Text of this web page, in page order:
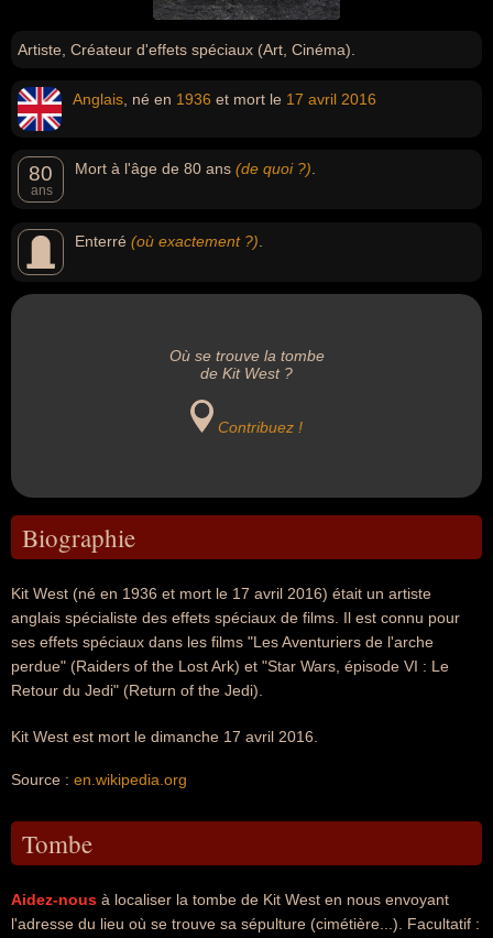
Artiste, Créateur d'effets spéciaux (Art, Cinéma).
Anglais , né en 1936 et mort le 17 avril 2016
80
ans
Mort à l'âge de 80 ans (de quoi ?)
Enterré (où exactement ?)
Où se trouve la tombe
de Kit West ?
Contribuez !
Biographie
Kit West (né en 1936 et mort le 17 avril 2016) était un artiste
anglais spécialiste des effets spéciaux de films. Il est connu pour
ses effets spéciaux dans les films "Les Aventuriers de l'arche
perdue" (Raiders of the Lost Ark) et "Star Wars, épisode VI : Le
Retour du Jedi" (Return of the Jedi).
Kit West est mort le dimanche 17 avril 2016.
Source : en.wikipedia.org
Tombe
Aidez-nous à localiser la tombe de Kit West en nous envoyant
l'adresse du lieu où se trouve sa sépulture (cimétière...). Facultatif :